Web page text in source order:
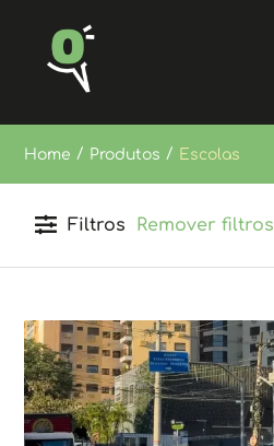
Home / Produtos / Escolas
Filtros Remover filtros